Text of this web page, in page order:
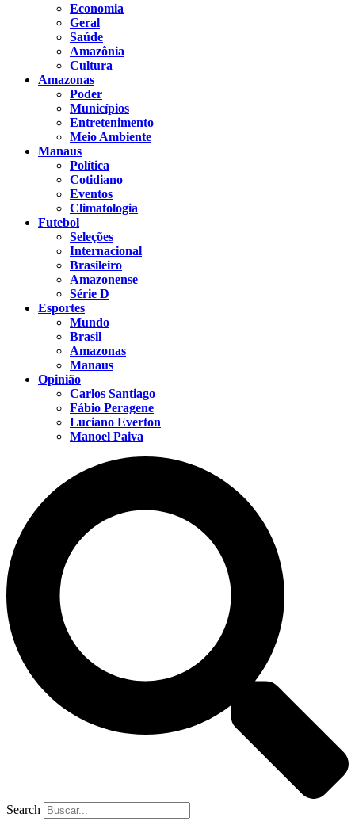
Economia
Geral
Saúde
Amazônia
Cultura
Amazonas
Poder
Municípios
Entretenimento
Meio Ambiente
Manaus
Política
Cotidiano
Eventos
Climatologia
Futebol
Seleções
Internacional
Brasileiro
Amazonense
Série D
Esportes
Mundo
Brasil
Amazonas
Manaus
Opinião
Carlos Santiago
Fábio Peragene
Luciano Everton
Manoel Paiva
Search